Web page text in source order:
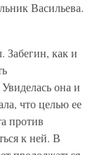
Васильева.
Забегин, как и
она и
что целью ее
против
к ней. В